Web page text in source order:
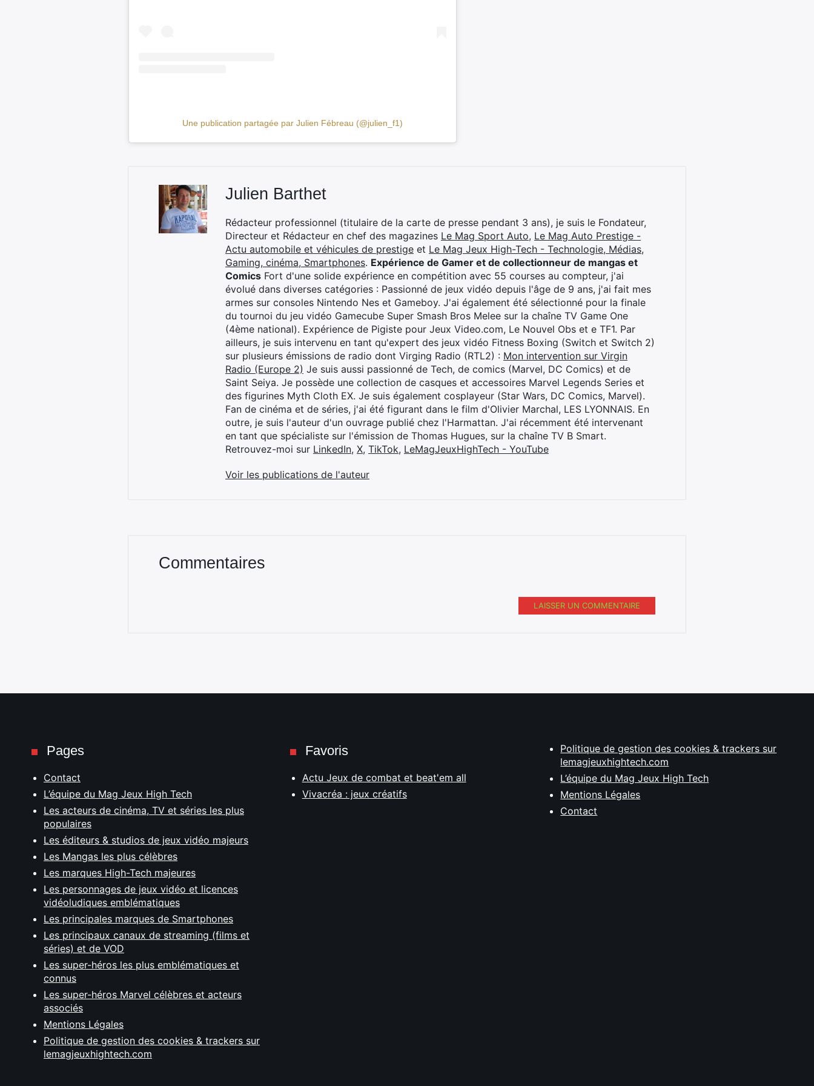
Une publication partagée par Julien Fébreau (@julien_f1)
Julien Barthet
Rédacteur professionnel (titulaire de la carte de presse pendant 3 ans), je suis le Fondateur,
Directeur et Rédacteur en chef des magazines Le Mag Sport Auto, Le Mag Auto Prestige -
Actu automobile et véhicules de prestige et Le Mag Jeux High-Tech - Technologie, Médias,
Gaming, cinéma, Smartphones. Expérience de Gamer et de collectionneur de mangas et
Comics Fort d'une solide expérience en compétition avec 55 courses au compteur, j'ai
évolué dans diverses catégories : Passionné de jeux vidéo depuis l'âge de 9 ans, j'ai fait mes
armes sur consoles Nintendo Nes et Gameboy. J'ai également été sélectionné pour la finale
du tournoi du jeu vidéo Gamecube Super Smash Bros Melee sur la chaîne TV Game One
(4ème national). Expérience de Pigiste pour Jeux Video.com, Le Nouvel Obs et e TF1. Par
ailleurs, je suis intervenu en tant qu'expert des jeux vidéo Fitness Boxing (Switch et Switch 2)
sur plusieurs émissions de radio dont Virging Radio (RTL2) : Mon intervention sur Virgin
Radio (Europe 2) Je suis aussi passionné de Tech, de comics (Marvel, DC Comics) et de
Saint Seiya. Je possède une collection de casques et accessoires Marvel Legends Series et
des figurines Myth Cloth EX. Je suis également cosplayeur (Star Wars, DC Comics, Marvel).
Fan de cinéma et de séries, j'ai été figurant dans le film d'Olivier Marchal, LES LYONNAIS. En
outre, je suis l'auteur d'un ouvrage publié chez l'Harmattan. J'ai récemment été intervenant
en tant que spécialiste sur l'émission de Thomas Hugues, sur la chaîne TV B Smart.
Retrouvez-moi sur LinkedIn, X, TikTok, LeMagJeuxHighTech - YouTube
Voir les publications de l'auteur
Commentaires
LAISSER UN COMMENTAIRE
Pages
Contact
L’équipe du Mag Jeux High Tech
Les acteurs de cinéma, TV et séries les plus
populaires
Les éditeurs & studios de jeux vidéo majeurs
Les Mangas les plus célèbres
Les marques High-Tech majeures
Les personnages de jeux vidéo et licences
vidéoludiques emblématiques
Les principales marques de Smartphones
Les principaux canaux de streaming (films et
séries) et de VOD
Les super-héros les plus emblématiques et
connus
Les super-héros Marvel célèbres et acteurs
associés
Mentions Légales
Politique de gestion des cookies & trackers sur
lemagjeuxhightech.com
Favoris
Actu Jeux de combat et beat'em all
Vivacréa : jeux créatifs
Politique de gestion des cookies & trackers sur
lemagjeuxhightech.com
L’équipe du Mag Jeux High Tech
Mentions Légales
Contact